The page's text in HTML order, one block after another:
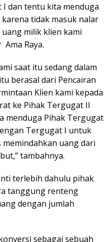
I dan tentu kita menduga
tidak masuk nalar
milik klien kami
Raya.
saat itu sedang dalam
berasal dari Pencairan
Klien kami kepada
ke Pihak Tergugat II
menduga Pihak Tergugat
Tergugat I untuk
uang dari
tambahnya.
terlebih dahulu pihak
tanggung renteng
dengan jumlah
sebagai sebuah